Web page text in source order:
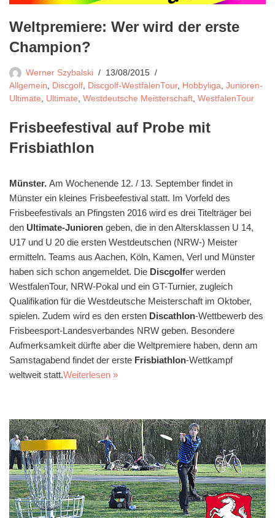
Weltpremiere: Wer wird der erste
Champion?
Werner Szybalski
13/08/2015
Allgemein, Discgolf, Discgolf-WestfalenTour, Hobbyliga, Junioren-
Ultimate, Ultimate, Westdeutsche Meisterschaft, WestfalenTour
Frisbeefestival auf Probe mit
Frisbiathlon
Münster. Am Wochenende 12. / 13. September findet in
Münster ein kleines Frisbeefestival statt. Im Vorfeld des
Frisbeefestivals an Pfingsten 2016 wird es drei Titelträger bei
den Ultimate-Junioren geben, die in den Altersklassen U 14,
U17 und U 20 die ersten Westdeutschen (NRW-) Meister
ermitteln. Teams aus Aachen, Köln, Kamen, Verl und Münster
haben sich schon angemeldet. Die Discgolfer werden
WestfalenTour, NRW-Pokal und ein GT-Turnier, zugleich
Qualifikation für die Westdeutsche Meisterschaft im Oktober,
spielen. Zudem wird es den ersten Discathlon-Wettbewerb des
Frisbeesport-Landesverbandes NRW geben. Besondere
Aufmerksamkeit dürfte aber die Weltpremiere haben, denn am
Samstagabend findet der erste Frisbiathlon-Wettkampf
weltweit statt.Weiterlesen »